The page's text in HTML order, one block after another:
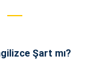
Şart mı?